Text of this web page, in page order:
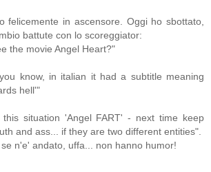
felicemente in ascensore. Oggi ho sbottato,
battute con lo scoreggiator:
the movie Angel Heart?"
know, in italian it had a subtitle meaning
hell'"
situation 'Angel FART' - next time keep
and ass... if they are two different entities".
n'e' andato, uffa... non hanno humor!